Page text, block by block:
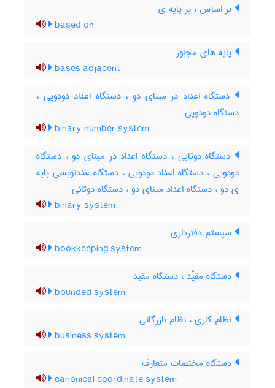
بر اساس ، بر پایه ی
based on
پایه های مجاور
bases adjacent
دستگاه اعداد در مبنای دو ، دستگاه اعداد دودویی ،
دستگاه دودویی
binary number system
دستگاه دوتایی ، دستگاه اعداد در مبنای دو ، دستگاه
دودویی ، دستگاه اعداد دودویی ، دستگاه عددنویسی پایه
ی دو ، دستگاه اعداد مبنای دو ، دستگاه دوتائی
binary system
سیستم دفترداری
bookkeeping system
دستگاه مقیّد ، دستگاه مقید
bounded system
نظام کاری ، نظام بازرگانی
business system
دستگاه مختصات متعارف
canonical coordinate system